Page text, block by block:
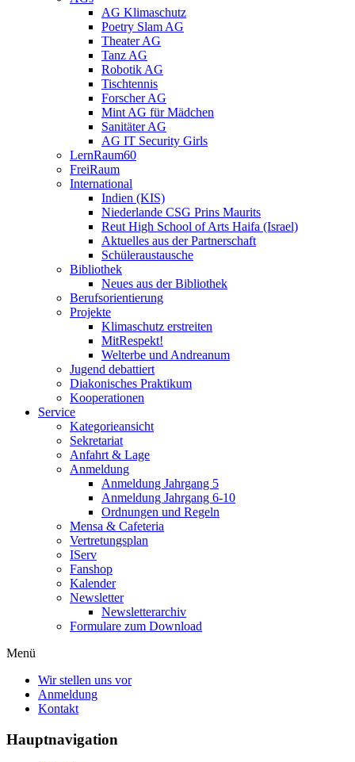
AG Klimaschutz
Poetry Slam AG
Theater AG
Tanz AG
Robotik AG
Tischtennis
Forscher AG
Mint AG für Mädchen
Sanitäter AG
AG IT Security Girls
LernRaum60
FreiRaum
International
Indien (KIS)
Niederlande CSG Prins Maurits
Reut High School of Arts Haifa (Israel)
Aktuelles aus der Partnerschaft
Schüleraustausche
Bibliothek
Neues aus der Bibliothek
Berufsorientierung
Projekte
Klimaschutz erstreiten
MitRespekt!
Welterbe und Andreanum
Jugend debattiert
Diakonisches Praktikum
Kooperationen
Service
Kategorieansicht
Sekretariat
Anfahrt & Lage
Anmeldung
Anmeldung Jahrgang 5
Anmeldung Jahrgang 6-10
Ordnungen und Regeln
Mensa & Cafeteria
Vertretungsplan
IServ
Fanshop
Kalender
Newsletter
Newsletterarchiv
Formulare zum Download
Menü
Wir stellen uns vor
Anmeldung
Kontakt
Hauptnavigation